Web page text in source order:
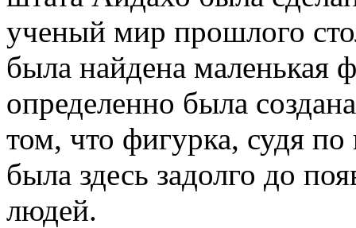
ученый мир прошлого
была найдена маленькая
определенно была
том, что фигурка, судя
была здесь задолго до
людей.